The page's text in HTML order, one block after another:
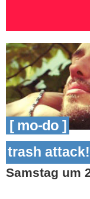
[ mo-do ]
trash
Samstag um